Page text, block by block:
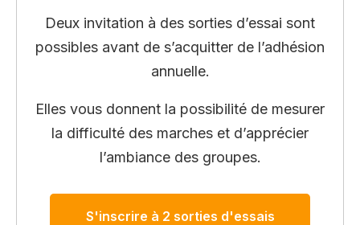
Deux invitation à des sorties d’essai sont
possibles avant de s’acquitter de l’adhésion
annuelle.
Elles vous donnent la possibilité de mesurer
la difficulté des marches et d’apprécier
l’ambiance des groupes.
S'inscrire à 2 sorties d'essais